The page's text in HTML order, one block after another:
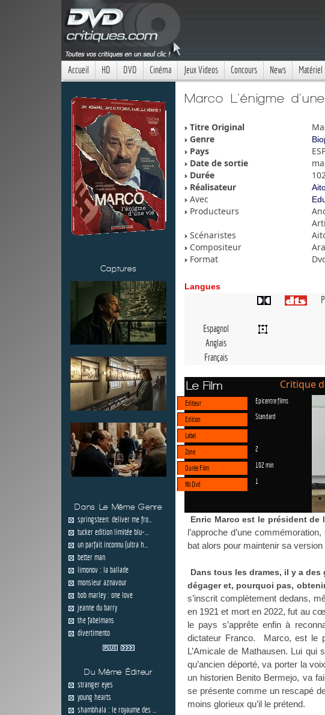
Accueil HD DVD Cinéma Jeux Videos Concours News Matériel
Captures
Dans Le Même Genre
springsteen: deliver me fro...
tucker edition limitée blu-...
un parfait inconnu (ultra h...
better man
limonov : la ballade
monsieur aznavour
bob marley : one love
jeanne du barry
the fabelmans
divertimento
Du Même Éditeur
stranger eyes
young hearts
shambhala : le royaume des ...
Marco L'énigme
Titre Original
Genre
Pays
Date de sortie
Durée
Réalisateur
Avec
Producteurs
Scénaristes
Compositeur
Format
Langues
Espagnol
Anglais
Français
Le Film Critique
Editeur Epicentre films
Edition Standard
Label
Zone
2
Durée Film 102 min
Nb Dvd 1
Enric Marco est le président de
l’approche d’une
bat alors pour maintenir sa
Dans tous les drames, il y a
dégager et, pourquoi pas,
s’inscrit complètement dedans,
en 1921 et mort en 2022, fut au
le pays s’apprête enfin à
dictateur Franco. Marco, est le
L’Amicale de Mathausen. Lui
qu’ancien déporté, va porter la
un historien Benito Bermejo, va
se présente comme un rescapé
moins glorieux qu’il le prétend.